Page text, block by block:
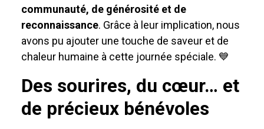
communauté, de générosité et de
reconnaissance. Grâce à leur implication, nous
avons pu ajouter une touche de saveur et de
chaleur humaine à cette journée spéciale. 💙
Des sourires, du cœur… et
de précieux bénévoles